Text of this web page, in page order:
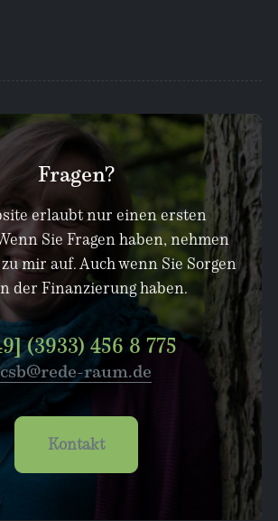
Fragen?
erlaubt nur einen ersten
Sie Fragen haben, nehmen
mir auf. Auch wenn Sie Sorgen
der Finanzierung haben.
(3933) 456 8 775
csb@rede-raum.de
Kontakt